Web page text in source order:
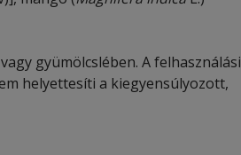
gyümölcslében. A felhasználási
helyettesíti a kiegyensúlyozott,